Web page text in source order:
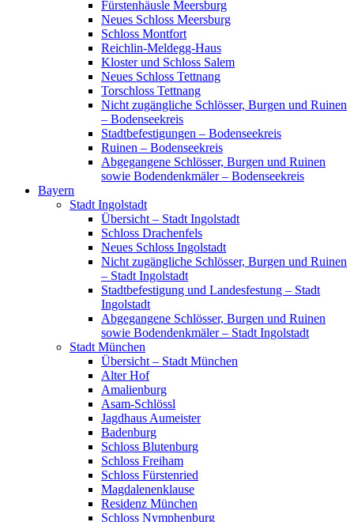
Fürstenhäusle Meersburg
Neues Schloss Meersburg
Schloss Montfort
Reichlin-Meldegg-Haus
Kloster und Schloss Salem
Neues Schloss Tettnang
Torschloss Tettnang
Nicht zugängliche Schlösser, Burgen und Ruinen
– Bodenseekreis
Stadtbefestigungen – Bodenseekreis
Ruinen – Bodenseekreis
Abgegangene Schlösser, Burgen und Ruinen
sowie Bodendenkmäler – Bodenseekreis
Bayern
Stadt Ingolstadt
Übersicht – Stadt Ingolstadt
Schloss Drachenfels
Neues Schloss Ingolstadt
Nicht zugängliche Schlösser, Burgen und Ruinen
– Stadt Ingolstadt
Stadtbefestigung und Landesfestung – Stadt
Ingolstadt
Abgegangene Schlösser, Burgen und Ruinen
sowie Bodendenkmäler – Stadt Ingolstadt
Stadt München
Übersicht – Stadt München
Alter Hof
Amalienburg
Asam-Schlössl
Jagdhaus Aumeister
Badenburg
Schloss Blutenburg
Schloss Freiham
Schloss Fürstenried
Magdalenenklause
Residenz München
Schloss Nymphenburg